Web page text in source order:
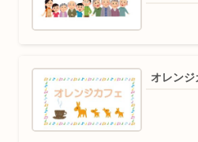
オレン